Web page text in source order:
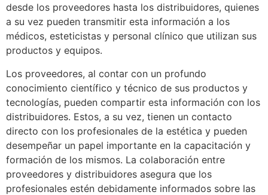
desde los proveedores hasta los distribuidores, quienes
a su vez pueden transmitir esta información a los
médicos, esteticistas y personal clínico que utilizan sus
productos y equipos.
Los proveedores, al contar con un profundo
conocimiento científico y técnico de sus productos y
tecnologías, pueden compartir esta información con los
distribuidores. Estos, a su vez, tienen un contacto
directo con los profesionales de la estética y pueden
desempeñar un papel importante en la capacitación y
formación de los mismos. La colaboración entre
proveedores y distribuidores asegura que los
profesionales estén debidamente informados sobre las